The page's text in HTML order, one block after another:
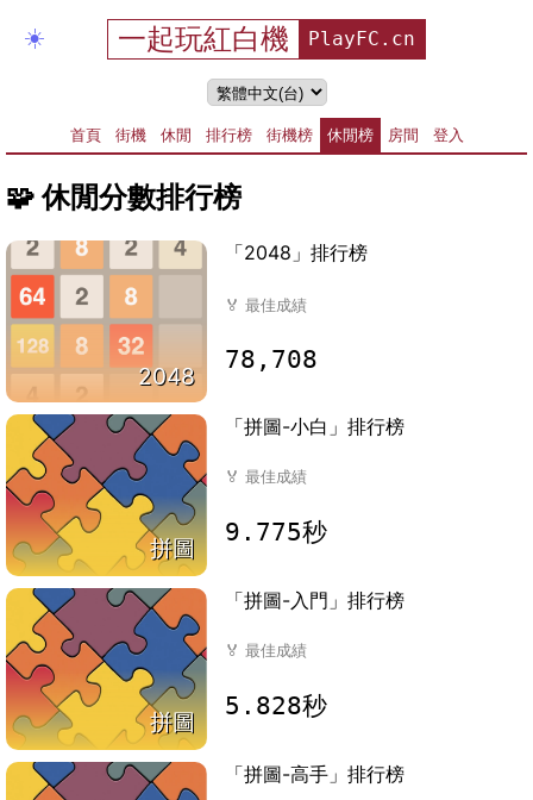
☀️ 一起玩紅白機 PlayFC.cn
首頁 街機 休閒 排行榜 街機榜 休閒榜 房間 登入
🧩休閒分數排行榜
2048
「2048」排行榜
🏅最佳成績
78,708
拼圖
「拼圖-小白」排行榜
🏅最佳成績
9.775秒
拼圖
「拼圖-入門」排行榜
🏅最佳成績
5.828秒
「拼圖-高手」排行榜